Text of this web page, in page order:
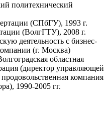
политехнический
(СПбГУ), 1993 г.
(ВолгГТУ), 2008 г.
деятельность с бизнес-
(г. Москва)
областная
(директор управляющей
компания
1990-2005 гг.